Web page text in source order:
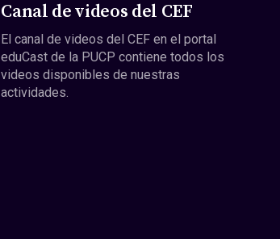
Canal de videos del CEF
El canal de videos del CEF en el portal
eduCast de la PUCP contiene todos los
videos disponibles de nuestras
actividades.